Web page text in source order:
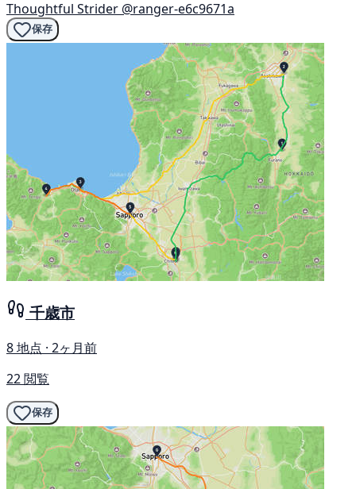
Thoughtful Strider @ranger-e6c9671a
保存
千歳市
8 地点 · 2ヶ月前
22 閲覧
保存